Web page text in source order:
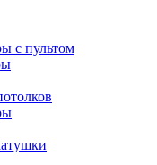
с пультом